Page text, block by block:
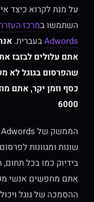
על מנת לקרוא כיצד
השתמשו ב
Adwordsבעברית.
אתם עלולים לבזבז
שהפרסום בגוגל לא
6000
שונות ומגוונות
בידיוק כמו בכל תחום,
אתם מחפשים אנשי
ההסמכה של גוגל